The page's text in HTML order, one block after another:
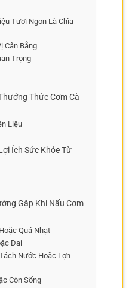
Tươi Ngon Là Chìa
Cân Bằng
Trọng
Thức Cơm Cà
Liệu
Ích Sức Khỏe Từ
Gặp Khi Nấu Cơm
Quá Nhạt
Dai
Nước Hoặc Lợn
Còn Sống